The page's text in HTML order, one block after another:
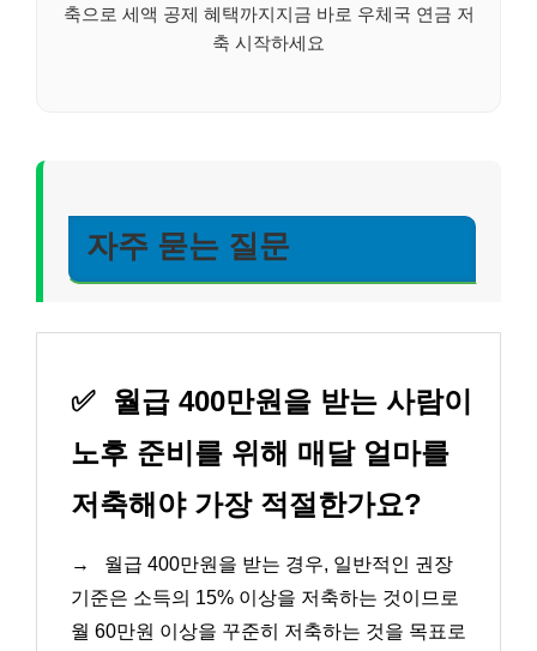
축으로 세액 공제 혜택까지지금 바로 우체국 연금 저
축 시작하세요
자주 묻는 질문
✅
월급 400만원을 받는 사람이
노후 준비를 위해 매달 얼마를
저축해야 가장 적절한가요?
→
월급 400만원을 받는 경우, 일반적인 권장
기준은 소득의 15% 이상을 저축하는 것이므로
월 60만원 이상을 꾸준히 저축하는 것을 목표로